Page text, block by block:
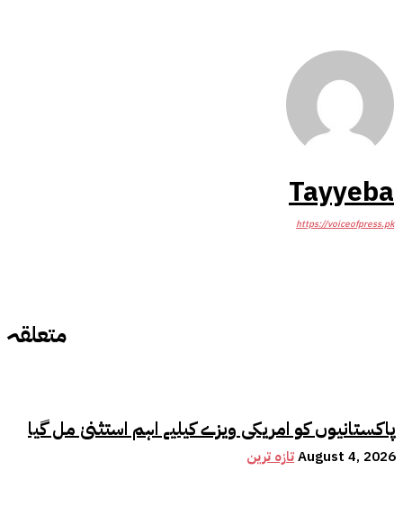
متعلقہ
پاکستانیوں کو امریکی ویزے کیلیے اہم استثنیٰ مل گیا
تازہ ترینAugust 4, 2026
Tayyeba
https://voiceofpress.pk